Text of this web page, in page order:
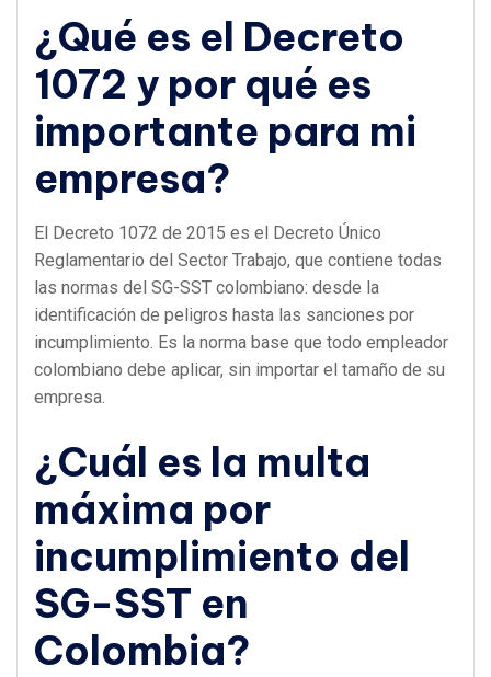
¿Qué es el Decreto
1072 y por qué es
importante para mi
empresa?
El Decreto 1072 de 2015 es el Decreto Único
Reglamentario del Sector Trabajo, que contiene todas
las normas del SG-SST colombiano: desde la
identificación de peligros hasta las sanciones por
incumplimiento. Es la norma base que todo empleador
colombiano debe aplicar, sin importar el tamaño de su
empresa.
¿Cuál es la multa
máxima por
incumplimiento del
SG-SST en
Colombia?